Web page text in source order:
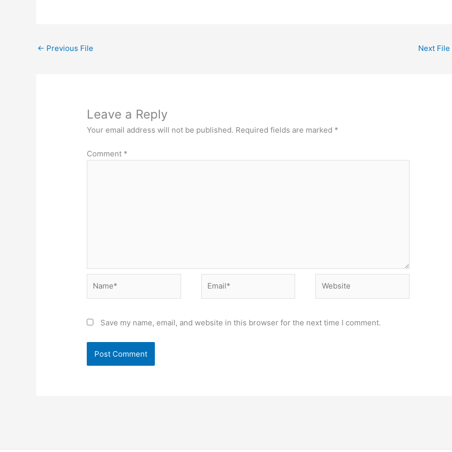
← Previous File Next File
Leave a Reply
Your email address will not be published. Required fields are marked *
Comment *
Save my name, email, and website in this browser for the next time I comment.